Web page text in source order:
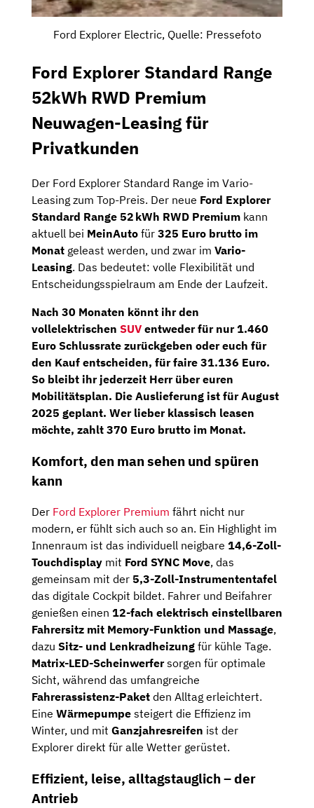
Ford Explorer Electric, Quelle: Pressefoto
Ford Explorer Standard Range
52kWh RWD Premium
Neuwagen-Leasing für
Privatkunden
Der Ford Explorer Standard Range im Vario-
Leasing zum Top-Preis. Der neue Ford Explorer
Standard Range 52 kWh RWD Premium kann
aktuell bei MeinAuto für 325 Euro brutto im
Monat geleast werden, und zwar im Vario-
Leasing. Das bedeutet: volle Flexibilität und
Entscheidungsspielraum am Ende der Laufzeit.
Nach 30 Monaten könnt ihr den
vollelektrischen SUV entwederfür nur 1.460
Euro Schlussrate zurückgeben oder euch für
den Kauf entscheiden, für faire 31.136 Euro.
So bleibt ihr jederzeit Herr über euren
Mobilitätsplan. Die Auslieferung ist fürAugust
2025 geplant. Wer lieber klassisch leasen
möchte, zahlt 370 Euro brutto im Monat.
Komfort, den man sehen und spüren
kann
Der Ford Explorer Premium fährt nicht nur
modern, er fühlt sich auch so an. Ein Highlight im
Innenraum ist das individuell neigbare 14,6-Zoll-
Touchdisplay mit Ford SYNC Move, das
gemeinsam mit der 5,3-Zoll-Instrumententafel
das digitale Cockpit bildet. Fahrer und Beifahrer
genießen einen 12-fach elektrisch einstellbaren
Fahrersitz mit Memory-Funktion und Massage,
dazu Sitz- und Lenkradheizung für kühle Tage.
Matrix-LED-Scheinwerfersorgen für optimale
Sicht, während das umfangreiche
Fahrerassistenz-Paket den Alltag erleichtert.
Eine Wärmepumpe steigert die Effizienz im
Winter, und mit Ganzjahresreifen ist der
Explorer direkt für alle Wetter gerüstet.
Effizient, leise, alltagstauglich – der
Antrieb